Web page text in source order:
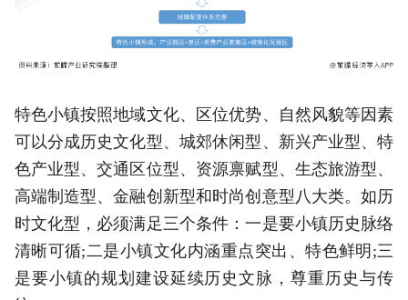
特色小镇按照地域文化、区位优势、自然风貌等因素
可以分成历史文化型、城郊休闲型、新兴产业型、特
色产业型、交通区位型、资源禀赋型、生态旅游型、
高端制造型、金融创新型和时尚创意型八大类。如历
时文化型，必须满足三个条件：一是要小镇历史脉络
清晰可循;二是小镇文化内涵重点突出、特色鲜明;三
是要小镇的规划建设延续历史文脉，尊重历史与传